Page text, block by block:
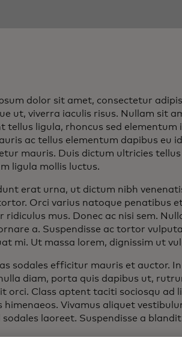
dolor sit amet, consectetur
ut, viverra iaculis risus. Nullam sit
tellus ligula, rhoncus sed
ac tellus elementum dapibus eu
mauris. Duis dictum ultricies
ligula mollis luctus.
erat urna, ut dictum nibh
Orci varius natoque penatibus
ridiculus mus. Donec ac nisi sem.
a. Suspendisse ac tortor
mi. Ut massa lorem, dignissim ut
sodales efficitur mauris et auctor.
diam, porta quis dapibus ut,
orci. Class aptent taciti sociosqu
himenaeos. Vivamus aliquet
sodales laoreet. Suspendisse a